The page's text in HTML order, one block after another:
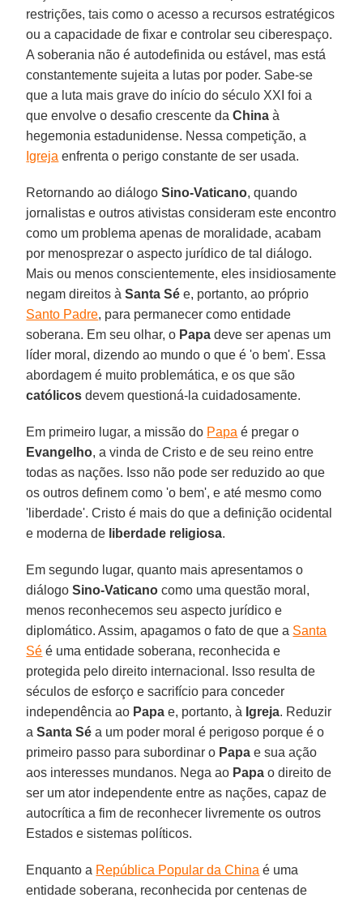
restrições, tais como o acesso a recursos estratégicos
ou a capacidade de fixar e controlar seu ciberespaço.
A soberania não é autodefinida ou estável, mas está
constantemente sujeita a lutas por poder. Sabe-se
que a luta mais grave do início do século XXI foi a
que envolve o desafio crescente daChina à
hegemonia estadunidense. Nessa competição, a
Igreja enfrenta o perigo constante de ser usada.
Retornando ao diálogoSino-Vaticano, quando
jornalistas e outros ativistas consideram este encontro
como um problema apenas de moralidade, acabam
por menosprezar o aspecto jurídico de tal diálogo.
Mais ou menos conscientemente, eles insidiosamente
negam direitos àSanta Sé e, portanto, ao próprio
Santo Padre, para permanecer como entidade
soberana. Em seu olhar, o Papa deve ser apenas um
líder moral, dizendo ao mundo o que é 'o bem'. Essa
abordagem é muito problemática, e os que são
católicos devem questioná-la cuidadosamente.
Em primeiro lugar, a missão do Papa é pregar o
Evangelho, a vinda de Cristo e de seu reino entre
todas as nações. Isso não pode ser reduzido ao que
os outros definem como 'o bem', e até mesmo como
'liberdade'. Cristo é mais do que a definição ocidental
e moderna de liberdade religiosa.
Em segundo lugar, quanto mais apresentamos o
diálogoSino-Vaticano como uma questão moral,
menos reconhecemos seu aspecto jurídico e
diplomático. Assim, apagamos o fato de que a Santa
Sé é uma entidade soberana, reconhecida e
protegida pelo direito internacional. Isso resulta de
séculos de esforço e sacrifício para conceder
independência ao Papa e, portanto, à Igreja. Reduzir
a Santa Sé a um poder moral é perigoso porque é o
primeiro passo para subordinar o Papa e sua ação
aos interesses mundanos. Nega ao Papa o direito de
ser um ator independente entre as nações, capaz de
autocrítica a fim de reconhecer livremente os outros
Estados e sistemas políticos.
Enquanto a República Popular da China é uma
entidade soberana, reconhecida por centenas de